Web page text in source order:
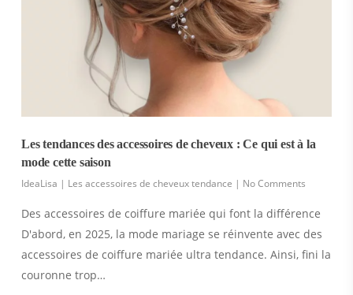
Les tendances des accessoires de cheveux : Ce qui est à la
mode cette saison
IdeaLisa | Les accessoires de cheveux tendance | No Comments
Des accessoires de coiffure mariée qui font la différence
D'abord, en 2025, la mode mariage se réinvente avec des
accessoires de coiffure mariée ultra tendance. Ainsi, fini la
couronne trop…